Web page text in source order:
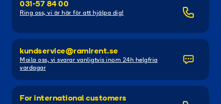
031-57 84 00
Ring oss, vi är här för att hjälpa dig!
kundservice@ramirent.se
Maila oss, vi svarar vanligtvis inom 24h helgfria
vardagar
For international customers